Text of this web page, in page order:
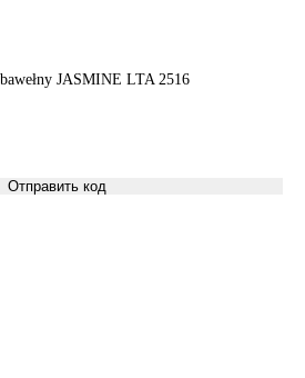
JASMINE LTA 2516
Отправить код